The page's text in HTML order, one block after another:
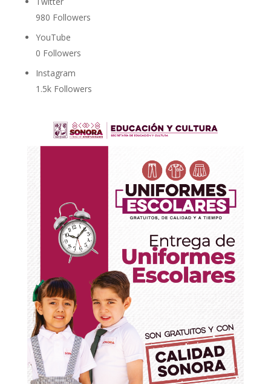
980 Followers
YouTube
0 Followers
Instagram
1.5k Followers